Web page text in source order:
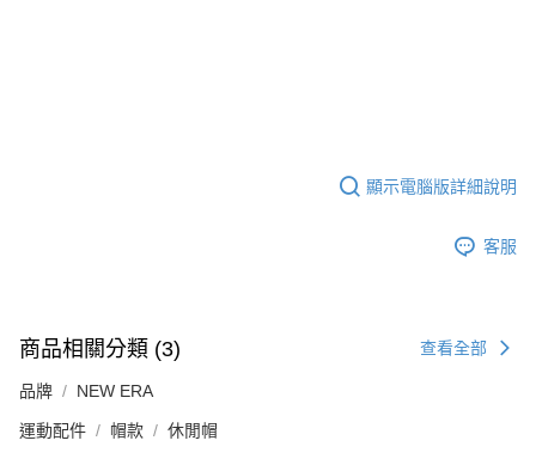
顯示電腦版詳細說明
客服
商品相關分類 (3) 查看全部
品牌 NEW ERA
運動配件 帽款 休閒帽